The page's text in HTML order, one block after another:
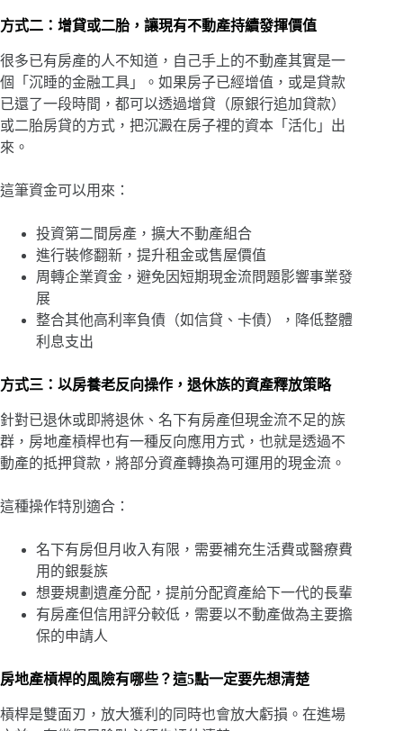
方式二：增貸或二胎，讓現有不動產持續發揮價值
很多已有房產的人不知道，自己手上的不動產其實是一
個「沉睡的金融工具」。如果房子已經增值，或是貸款
已還了一段時間，都可以透過增貸（原銀行追加貸款）
或二胎房貸的方式，把沉澱在房子裡的資本「活化」出
來。
這筆資金可以用來：
投資第二間房產，擴大不動產組合
進行裝修翻新，提升租金或售屋價值
周轉企業資金，避免因短期現金流問題影響事業發
展
整合其他高利率負債（如信貸、卡債），降低整體
利息支出
方式三：以房養老反向操作，退休族的資產釋放策略
針對已退休或即將退休、名下有房產但現金流不足的族
群，房地產槓桿也有一種反向應用方式，也就是透過不
動產的抵押貸款，將部分資產轉換為可運用的現金流。
這種操作特別適合：
名下有房但月收入有限，需要補充生活費或醫療費
用的銀髮族
想要規劃遺產分配，提前分配資產給下一代的長輩
有房產但信用評分較低，需要以不動產做為主要擔
保的申請人
房地產槓桿的風險有哪些？這5點一定要先想清楚
槓桿是雙面刃，放大獲利的同時也會放大虧損。在進場